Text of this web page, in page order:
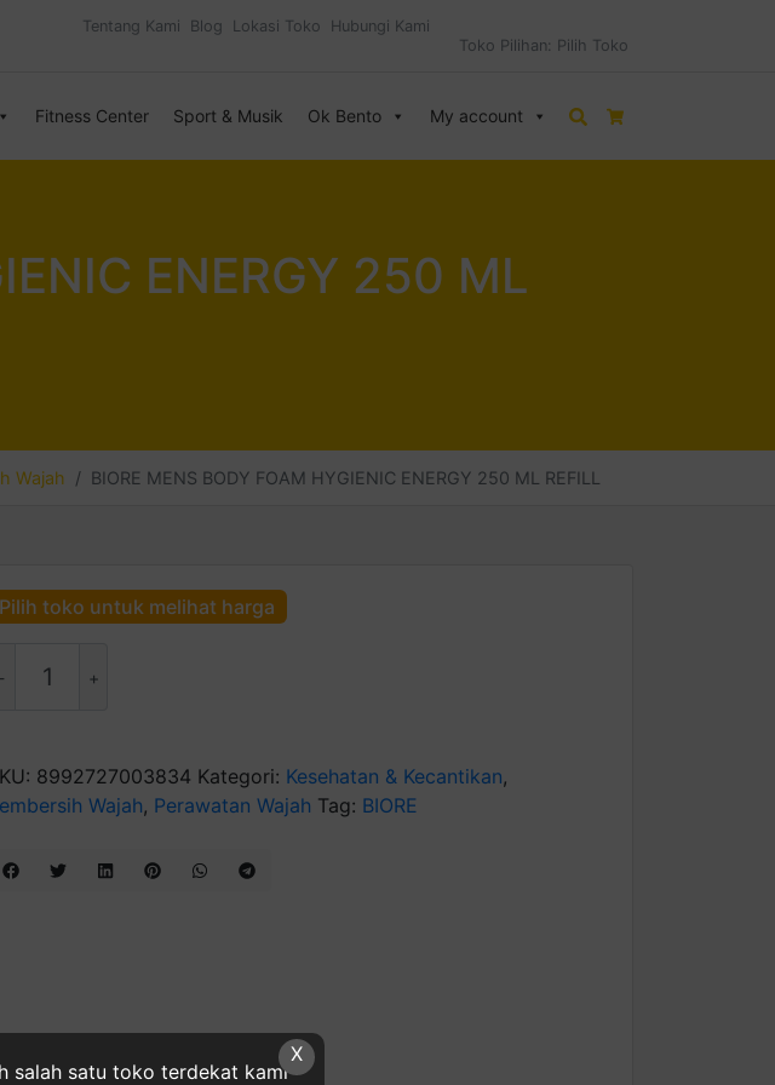
Tentang Kami Blog Lokasi Toko
Hubungi Kami
Toko Pilihan: Pilih Toko
Fitness Center Sport & Musik Ok Bento My account Search
ENERGY 250 ML
Wajah BIORE MENS BODY FOAM HYGIENIC ENERGY 250 ML REFILL
Pilih toko untuk melihat harga
8992727003834 Kategori: Kesehatan & Kecantikan,
Wajah, Perawatan Wajah Tag: BIORE
X
salah satu toko terdekat kami